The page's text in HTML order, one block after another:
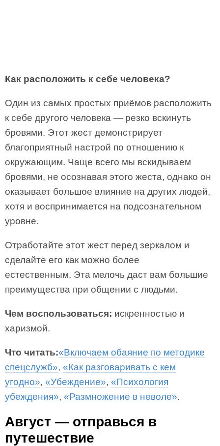
Как расположить к себе человека?
Один из самых простых приёмов расположить
к себе другого человека — резко вскинуть
бровями. Этот жест демонстрирует
благоприятный настрой по отношению к
окружающим. Чаще всего мы вскидываем
бровями, не осознавая этого жеста, однако он
оказывает большое влияние на других людей,
хотя и воспринимается на подсознательном
уровне.
Отработайте этот жест перед зеркалом и
сделайте его как можно более
естественным. Эта мелочь даст вам большие
преимущества при общении с людьми.
Чем воспользоваться: искренностью и
харизмой.
Что читать:«Включаем обаяние по методике
спецслужб», «Как разговаривать с кем
угодно», «Убеждение», «Психология
убеждения», «Размножение в неволе».
Август — отправься в
путешествие